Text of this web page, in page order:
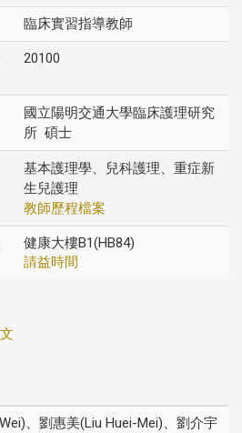
臨床實習指導教師
20100
國立陽明交通大學臨床護理研究
所 碩士
基本護理學、兒科護理、重症新
生兒護理
教師歷程檔案
健康大樓B1(HB84)
請益時間
、劉惠美(Liu Huei-Mei)、劉介宇